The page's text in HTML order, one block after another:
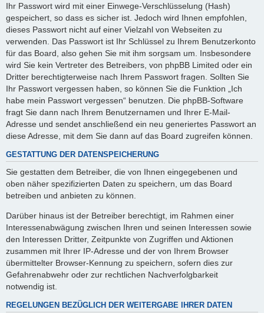
Ihr Passwort wird mit einer Einwege-Verschlüsselung (Hash)
gespeichert, so dass es sicher ist. Jedoch wird Ihnen empfohlen,
dieses Passwort nicht auf einer Vielzahl von Webseiten zu
verwenden. Das Passwort ist Ihr Schlüssel zu Ihrem Benutzerkonto
für das Board, also gehen Sie mit ihm sorgsam um. Insbesondere
wird Sie kein Vertreter des Betreibers, von phpBB Limited oder ein
Dritter berechtigterweise nach Ihrem Passwort fragen. Sollten Sie
Ihr Passwort vergessen haben, so können Sie die Funktion „Ich
habe mein Passwort vergessen“ benutzen. Die phpBB-Software
fragt Sie dann nach Ihrem Benutzernamen und Ihrer E-Mail-
Adresse und sendet anschließend ein neu generiertes Passwort an
diese Adresse, mit dem Sie dann auf das Board zugreifen können.
GESTATTUNG DER DATENSPEICHERUNG
Sie gestatten dem Betreiber, die von Ihnen eingegebenen und
oben näher spezifizierten Daten zu speichern, um das Board
betreiben und anbieten zu können.
Darüber hinaus ist der Betreiber berechtigt, im Rahmen einer
Interessenabwägung zwischen Ihren und seinen Interessen sowie
den Interessen Dritter, Zeitpunkte von Zugriffen und Aktionen
zusammen mit Ihrer IP-Adresse und der von Ihrem Browser
übermittelter Browser-Kennung zu speichern, sofern dies zur
Gefahrenabwehr oder zur rechtlichen Nachverfolgbarkeit
notwendig ist.
REGELUNGEN BEZÜGLICH DER WEITERGABE IHRER DATEN